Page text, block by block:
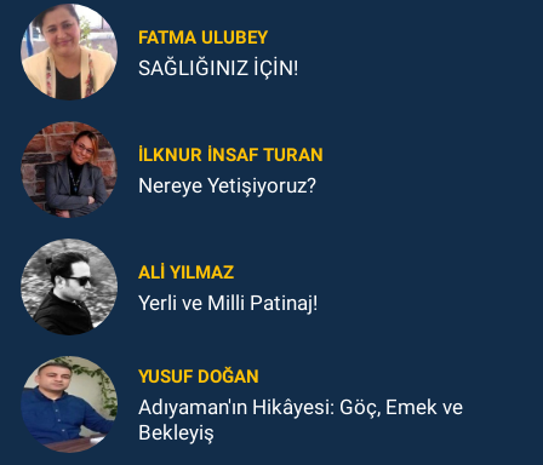
FATMA ULUBEY
SAĞLIĞINIZ İÇİN!
İLKNUR İNSAF TURAN
Nereye Yetişiyoruz?
ALI YILMAZ
Yerli ve Milli Patinaj!
YUSUF DOĞAN
Adıyaman'ın Hikâyesi: Göç, Emek ve
Bekleyiş